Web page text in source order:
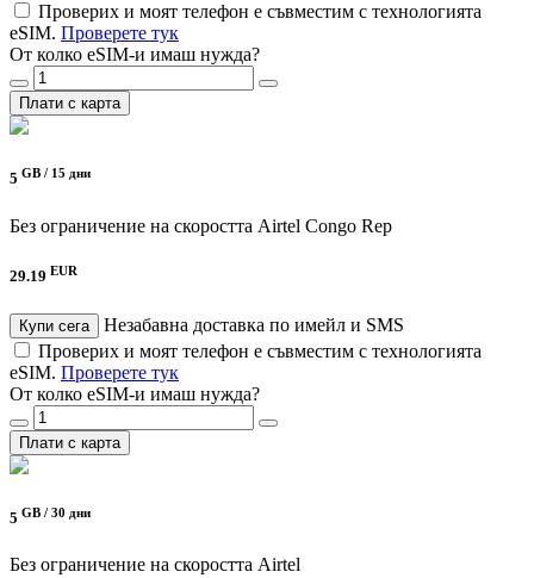
Проверих и моят телефон е съвместим с технологията
eSIM. Проверете тук
От колко eSIM-и имаш нужда?
Плати с карта
5 GB / 15 дни
Без ограничение на скоростта Airtel Congo Rep
29.19 EUR
Купи сега
Незабавна доставка по имейл и SMS
Проверих и моят телефон е съвместим с технологията
eSIM. Проверете тук
От колко eSIM-и имаш нужда?
Плати с карта
5 GB / 30 дни
Без ограничение на скоростта Airtel